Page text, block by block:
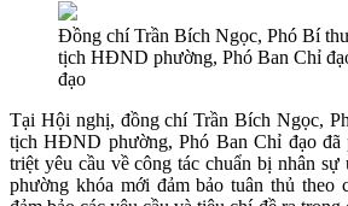
Đồng chí Trần Bích Ngọc, Phó Bí
tịch HĐND phường, Phó Ban Chỉ
đạo
Tại Hội nghị, đồng chí Trần Bích Ngọc,
tịch HĐND phường, Phó Ban Chỉ đạo đã
triệt yêu cầu về công tác chuẩn bị nhân
phường khóa mới đảm bảo tuân thủ theo